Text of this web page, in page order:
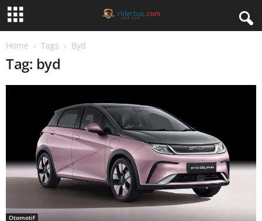
Home Tags Byd
Tag: byd
Otomotif